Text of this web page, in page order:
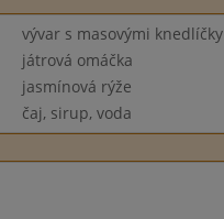
vývar s masovými knedlíčky
játrová omáčka
jasmínová rýže
čaj, sirup, voda